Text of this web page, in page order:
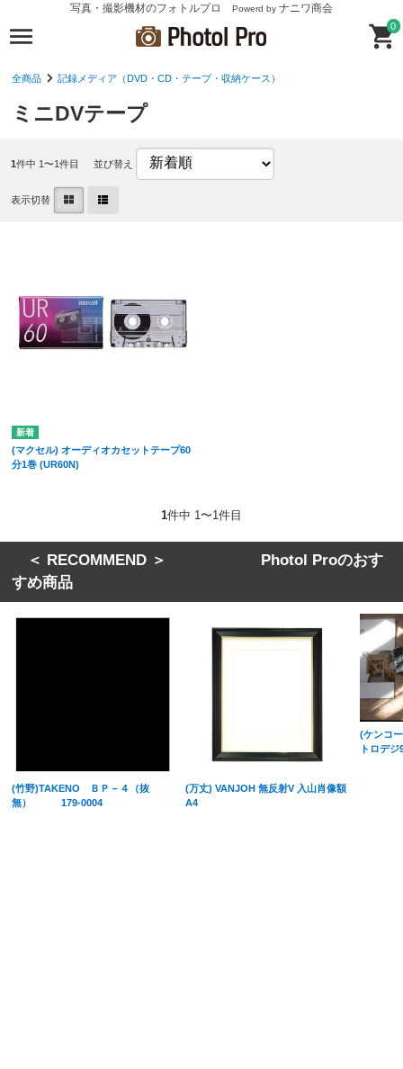
写真・撮影機材のフォトルプロ Powerd by ナニワ商会
0
全商品 記録メディア（DVD・CD・テープ・収納ケース）
ミニDVテープ
1件中 1〜1件目 並び替え
表示切替
(マクセル) オーディオカセットテープ60
分1巻 (UR60N)
1件中 1〜1件目
＜ RECOMMEND ＞ Photol Proのおす
すめ商品
(竹野)TAKENO ＢＰ－４（抜
無） 179-0004
(万丈) VANJOH 無反射V 入山肖像額
A4
(ケンコ
トロデジ